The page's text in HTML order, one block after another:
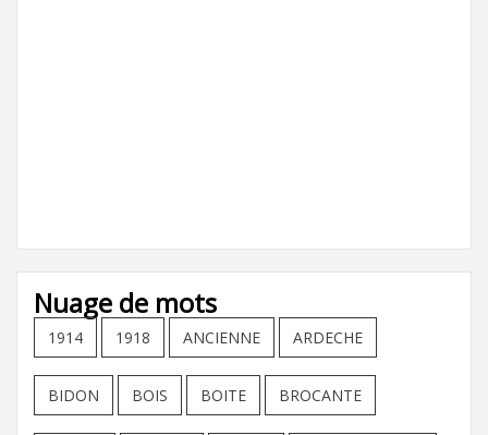
Nuage de mots
1914 1918 ANCIENNE ARDECHE
BIDON BOIS BOITE BROCANTE